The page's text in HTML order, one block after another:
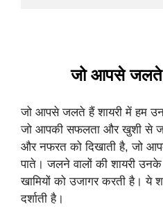
जो आपसे
जो आपसे जलते हैं शायरी में हम
जो आपकी सफलता और खुशी से
और नफरत को दिखाती है, जो
पाते। जलने वालों की शायरी
खामियों को उजागर करती है। ये
दर्शाती है।